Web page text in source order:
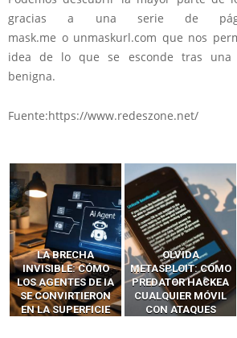
gracias a una serie de
mask.me o unmaskurl.com que nos
idea de lo que se esconde tras una
benigna.
Fuente:https://www.redeszone.net/
LA BRECHA
INVISIBLE: CÓMO
LOS AGENTES DE IA
SE CONVIRTIERON
EN LA SUPERFICIE
OLVIDA
METASPLOIT: CÓMO
PREDATOR HACKEA
CUALQUIER MÓVIL
CON ATAQUES